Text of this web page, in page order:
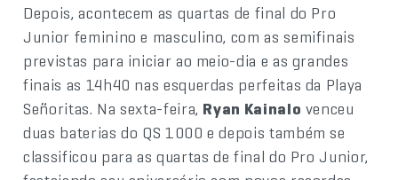
Depois, acontecem as quartas de final do Pro
Junior feminino e masculino, com as semifinais
previstas para iniciar ao meio-dia e as grandes
finais as 14h40 nas esquerdas perfeitas da Playa
Señoritas. Na sexta-feira, Ryan Kainalo venceu
duas baterias do QS 1000 e depois também se
classificou para as quartas de final do Pro Junior,